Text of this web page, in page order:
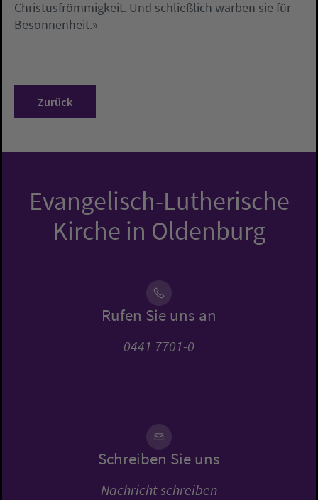
Christusfrömmigkeit. Und schließlich warben sie für
Besonnenheit.»
Zurück
Evangelisch-Lutherische
Kirche in Oldenburg
Rufen Sie uns an
0441 7701-0
Schreiben Sie uns
Nachricht schreiben